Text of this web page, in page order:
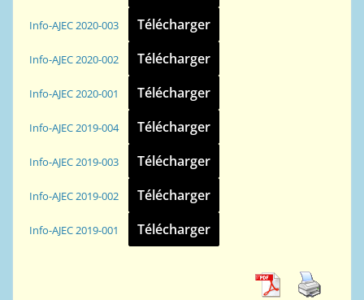
Info-AJEC 2020-003 Télécharger
Info-AJEC 2020-002 Télécharger
Info-AJEC 2020-001 Télécharger
Info-AJEC 2019-004 Télécharger
Info-AJEC 2019-003 Télécharger
Info-AJEC 2019-002 Télécharger
Info-AJEC 2019-001 Télécharger